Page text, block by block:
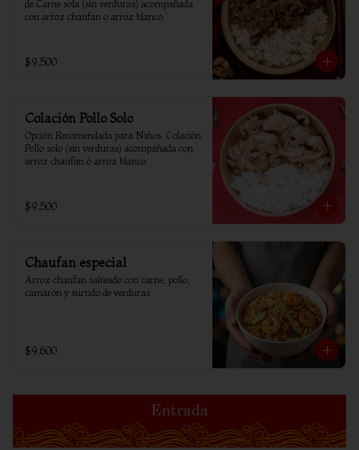
de Carne sola (sin verduras) acompañada
con arroz chaufan o arroz blanco.
$9.500
Colación Pollo Solo
Opción Recomendada para Niños. Colación
Pollo solo (sin verduras) acompañada con
arroz chaufan ó arroz blanco
$9.500
Chaufan especial
Arroz chaufan salteado con carne, pollo,
camarón y surtido de verduras
$9.600